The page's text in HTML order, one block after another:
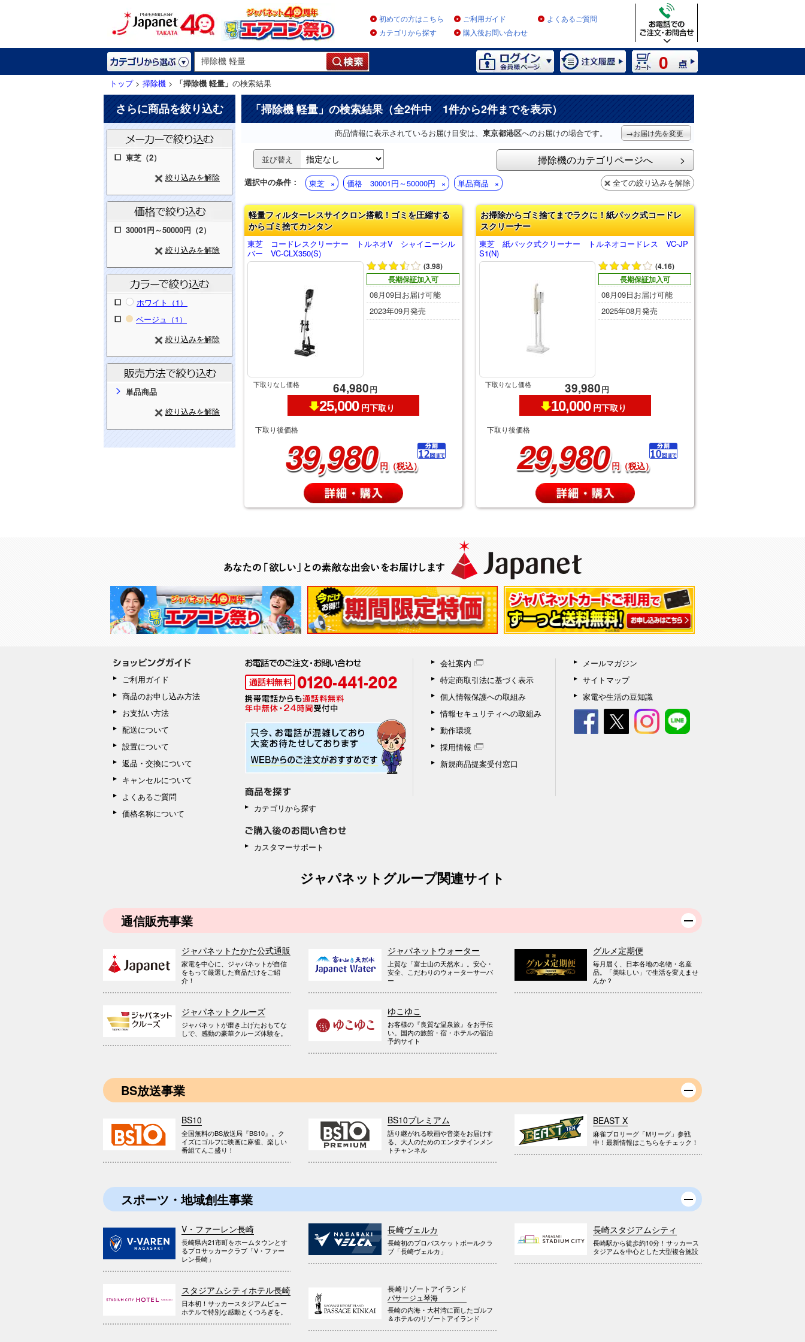
初めての方はこちら ご利用ガイド
よくあるご質問
カテゴリから探す
購入後お問い合わせ
0
トップ> 掃除機 > 「掃除機 軽量」 の検索結果
さらに商品を絞り込む
東芝（2）
絞り込みを解除
30001円～50000円（2）
絞り込みを解除
ホワイト（1）
ベージュ（1）
絞り込みを解除
単品商品
絞り込みを解除
「掃除機 軽量」の検索結果（全2件中 1件から2件までを表示）
商品情報に表示されているお届け目安は、 東京都港区へのお届けの場合です。 →お届け先を変更
並び替え 掃除機のカテゴリページへ
選択中の条件： 東芝 価格 30001円～50000円 単品商品 全ての絞り込みを解除
軽量フィルターレスサイクロン搭載！ゴミを圧縮する
からゴミ捨てカンタン
東芝 コードレスクリーナー トルネオV シャイニーシル
バー VC-CLX350(S)
(3.98)
長期保証加入可
08月09日お届け可能
2023年09月発売
下取りなし価格 64,980円
25,000 円下取り
下取り後価格
39,980 円（税込）
お掃除からゴミ捨てまでラクに！紙パック式コードレ
スクリーナー
東芝 紙パック式クリーナー トルネオコードレス VC-JP
S1(N)
(4.16)
長期保証加入可
08月09日お届け可能
2025年08月発売
下取りなし価格 39,980円
10,000 円下取り
下取り後価格
29,980 円（税込）
ご利用ガイド
商品のお申し込み方法
お支払い方法
配送について
設置について
返品・交換について
キャンセルについて
よくあるご質問
価格名称について
カテゴリから探す
カスタマーサポート
会社案内
特定商取引法に基づく表示
個人情報保護への取組み
情報セキュリティへの取組み
動作環境
採用情報
新規商品提案受付窓口
メールマガジン
サイトマップ
家電や生活の豆知識
ジャパネットグループ関連サイト
通信販売事業
ジャパネットたかた公式通販
家電を中心に、ジャパネットが自信
をもって厳選した商品だけをご紹
介！
ジャパネットウォーター
上質な「富士山の天然水」。安心・
安全、こだわりのウォーターサーバ
ー
グルメ定期便
毎月届く、日本各地の名物・名産
品。「美味しい」で生活を変えませ
んか？
ジャパネットクルーズ
ジャパネットが磨き上げたおもてな
しで、感動の豪華クルーズ体験を。
ゆこゆこ
お客様の『良質な温泉旅』をお手伝
い。国内の旅館・宿・ホテルの宿泊
予約サイト
BS放送事業
BS10
全国無料のBS放送局『BS10』。ク
イズにゴルフに映画に麻雀、楽しい
番組てんこ盛り！
BS10プレミアム
語り継がれる映画や音楽をお届けす
る、大人のためのエンタテインメン
トチャンネル
BEAST X
麻雀プロリーグ「Mリーグ」参戦
中！最新情報はこちらをチェック！
スポーツ・地域創生事業
V・ファーレン長崎
長崎県内21市町をホームタウンとす
るプロサッカークラブ「V・ファー
レン長崎」
長崎ヴェルカ
長崎初のプロバスケットボールクラ
ブ「長崎ヴェルカ」
長崎スタジアムシティ
長崎駅から徒歩約10分！サッカース
タジアムを中心とした大型複合施設
スタジアムシティホテル長崎
日本初！サッカースタジアムビュー
ホテルで特別な感動とくつろぎを。
長崎リゾートアイランド
パサージュ琴海
長崎の内海・大村湾に面したゴルフ
＆ホテルのリゾートアイランド